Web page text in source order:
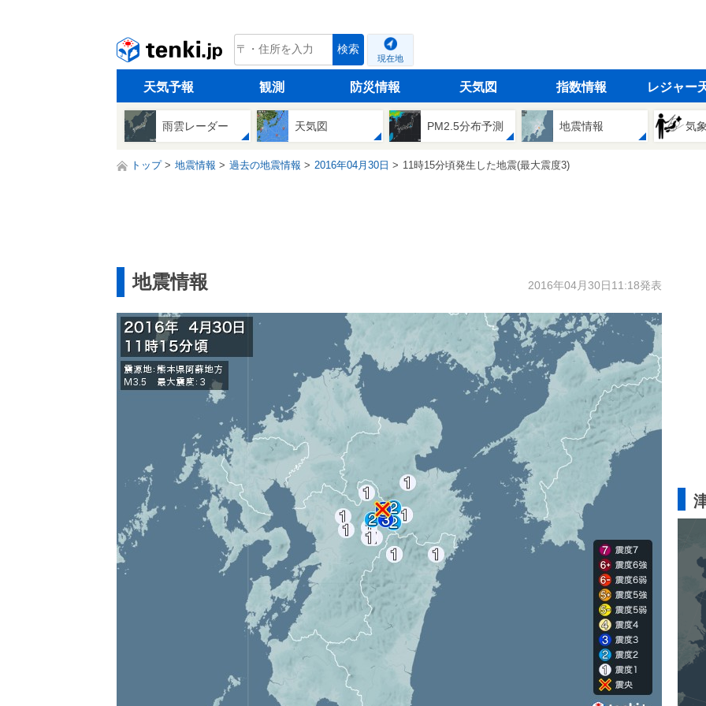
tenki.jp 検索
現在地
天気予報 観測 防災情報 天気図 指数情報 レジャー
雨雲レーダー 天気図 PM2.5分布予測 地震情報 気
トップ 地震情報 過去の地震情報 2016年04月30日 11時15分頃発生した地震(最大震度3)
地震情報 2016年04月30日11:18発表